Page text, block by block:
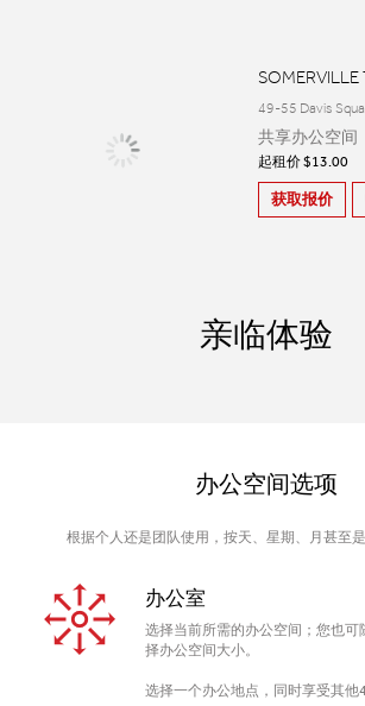
SOMERVILLE
49-55 Davis
共享办公空间
起租价 $13.00
获取报价
亲临体验
办公空间选项
根据个人还是团队使用，按天、星期、月甚至
办公室
选择当前所需的办公空间；您也可
择办公空间大小。
选择一个办公地点，同时享受其他